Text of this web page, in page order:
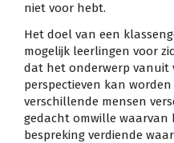
niet voor hebt.
Het doel van een
mogelijk leerlingen voor
dat het onderwerp vanuit
perspectieven kan
verschillende mensen
gedacht omwille waarvan
bespreking verdiende